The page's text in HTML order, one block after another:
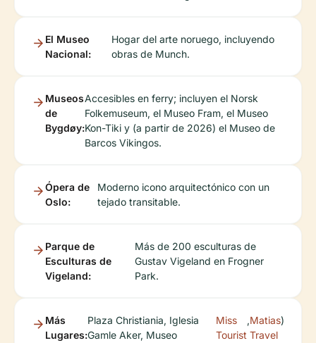
El Museo
Nacional:
Hogar del arte noruego, incluyendo
obras de Munch.
Museos
de
Bygdøy:
Accesibles en ferry; incluyen el Norsk
Folkemuseum, el Museo Fram, el Museo
Kon-Tiki y (a partir de 2026) el Museo de
Barcos Vikingos.
Ópera de
Oslo:
Moderno icono arquitectónico con un
tejado transitable.
Parque de
Esculturas de
Vigeland:
Más de 200 esculturas de
Gustav Vigeland en Frogner
Park.
Más
Lugares:
Plaza Christiania, Iglesia
Gamle Aker, Museo
Miss
Tourist
,Matias
Travel
)